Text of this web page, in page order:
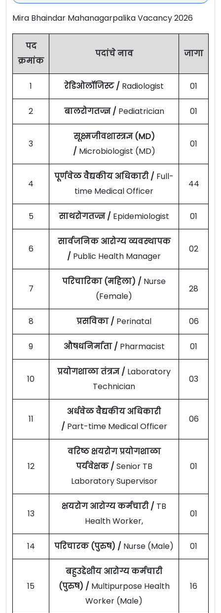
Mira Bhaindar Mahanagarpalika Vacancy 2026
पद
क्रमांक
पदांचे नाव जागा
1 रेडिओलॉजिस्ट / Radiologist 01
2 बालरोगतज्ज्ञ / Pediatrician 01
3
सूक्ष्मजीवशास्त्रज्ञ (MD)
/ Microbiologist (MD)
01
4
पूर्णवेळ वैद्यकीय अधिकारी / Full-
time Medical Officer
44
5 साथरोगतज्ज्ञ / Epidemiologist 01
6
सार्वजनिक आरोग्य व्यवस्थापक
/ Public Health Manager
02
7
परिचारिका (महिला) / Nurse
(Female)
28
8 प्रसविका / Perinatal 06
9 औषधनिर्माता / Pharmacist 01
10
प्रयोगशाळा तंत्रज्ञ / Laboratory
Technician
03
11
अर्धवेळ वैद्यकीय अधिकारी
/ Part-time Medical Officer
06
12
वरिष्ठ क्षयरोग प्रयोगशाळा
पर्यवेक्षक / Senior TB
Laboratory Supervisor
01
13
क्षयरोग आरोग्य कर्मचारी / TB
Health Worker,
01
14 परिचारक (पुरुष) / Nurse (Male) 01
15
बहुउद्देशीय आरोग्य कर्मचारी
(पुरुष) / Multipurpose Health
Worker (Male)
16